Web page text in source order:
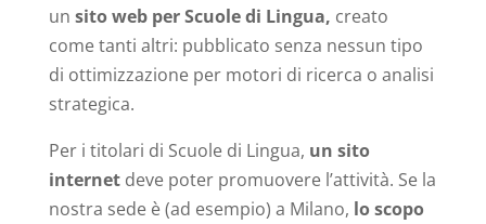
un sito web per Scuole di Lingua, creato
come tanti altri: pubblicato senza nessun tipo
di ottimizzazione per motori di ricerca o analisi
strategica.
Per i titolari di Scuole di Lingua, un sito
internetdeve poter promuovere l’attività. Se la
nostra sede è (ad esempio) a Milano, lo scopo